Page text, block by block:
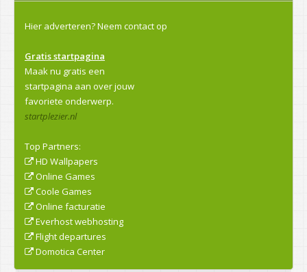
Hier adverteren?Neem contact op
Gratis startpagina
Maak nu gratis een
startpagina aan over jouw
favoriete onderwerp.
startplezier.nl
Top Partners:
HD Wallpapers
Online Games
Coole Games
Online facturatie
Everhost webhosting
Flight departures
Domotica Center